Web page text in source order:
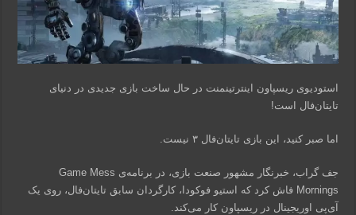
استودیوی ریسپاون اینترتینمنت در حال ساخت بازی جدیدی در دنیای
تایتان‌فال است!
اما صبر کنید، این بازی تایتان‌فال ۳ نیست.
جف گراب، خبرنگار مشهور صنعت بازی، در برنامه‌ی Game Mess
Mornings فاش کرد که استیو فوکودا، کارگردان سابق تایتان‌فال، روی یک
آی‌پی اوریجینال در ریسپاون کار می‌کند.